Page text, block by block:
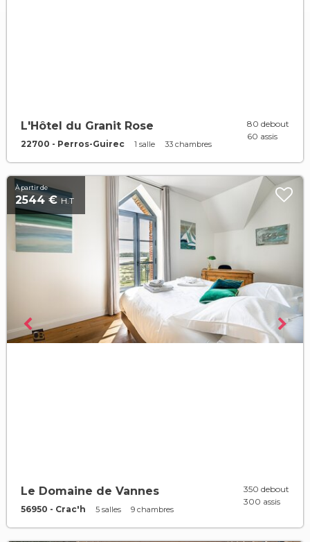
L'Hôtel du Granit Rose
22700 - Perros-Guirec 1 salle 33 chambres
80 debout
60 assis
À partir de
2544 €H.T
Le Domaine de Vannes
56950 - Crac'h 5 salles 9 chambres
350 debout
300 assis